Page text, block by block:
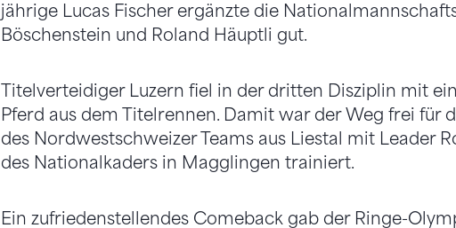
jährige Lucas Fischer ergänzte die
Böschenstein und Roland Häuptli gut.
Titelverteidiger Luzern fiel in der dritten Disziplin mit
Pferd aus dem Titelrennen. Damit war der Weg frei für
des Nordwestschweizer Teams aus Liestal mit Leader
des Nationalkaders in Magglingen trainiert.
Ein zufriedenstellendes Comeback gab der Ringe-